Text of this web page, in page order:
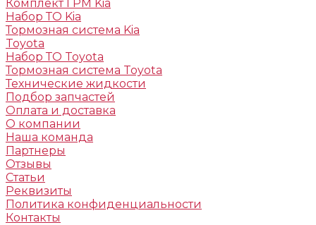
Комплект ГРМ Kia
Набор ТО Kia
Тормозная система Kia
Toyota
Набор ТО Toyota
Тормозная система Toyota
Технические жидкости
Подбор запчастей
Оплата и доставка
О компании
Наша команда
Партнеры
Отзывы
Статьи
Реквизиты
Политика конфиденциальности
Контакты